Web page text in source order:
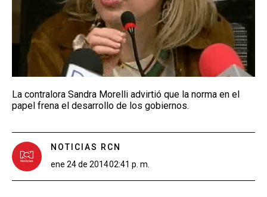
La contralora Sandra Morelli advirtió que la norma en el
papel frena el desarrollo de los gobiernos.
NOTICIAS RCN
ene 24 de 201402:41 p. m.